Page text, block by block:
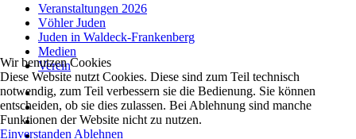
Veranstaltungen 2026
Vöhler Juden
Juden in Waldeck-Frankenberg
Medien
Verein
Wir benutzen Cookies
Diese Website nutzt Cookies. Diese sind zum Teil technisch
notwendig, zum Teil verbessern sie die Bedienung. Sie können
entscheiden, ob sie dies zulassen. Bei Ablehnung sind manche
Funktionen der Website nicht zu nutzen.
Einverstanden Ablehnen